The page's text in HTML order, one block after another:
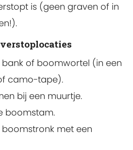
is (geen graven of in
bank of boomwortel (in een
camo-tape).
bij een muurtje.
boomstam.
boomstronk met een